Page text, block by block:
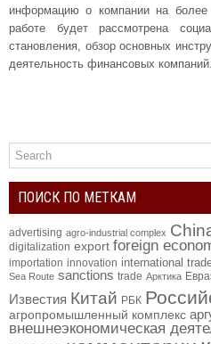
информацию о компании на
работе будет рассмотрена
становления, обзор основных
деятельность финансовых компаний.
ПОИСК ПО МЕТКАМ
advertising agro-industrial complex
digitalization export foreign
importation innovation international
Sea Route sanctions trade Арктика
Известия Китай РБК
агропромышленный комплекс
внешнеэкономическая